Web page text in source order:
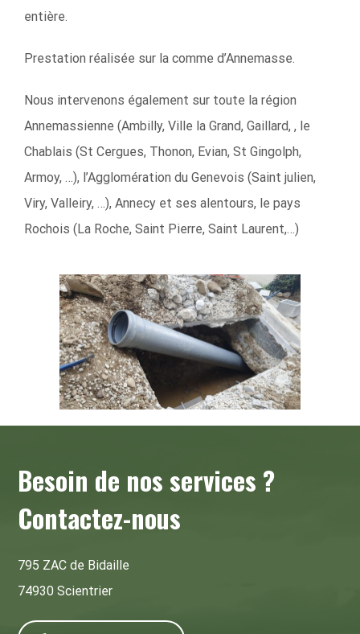
entière.
Prestation réalisée sur la comme d’Annemasse.
Nous intervenons également sur toute la région
Annemassienne (Ambilly, Ville la Grand, Gaillard, , le
Chablais (St Cergues, Thonon, Evian, St Gingolph,
Armoy, …), l’Agglomération du Genevois (Saint julien,
Viry, Valleiry, …), Annecy et ses alentours, le pays
Rochois (La Roche, Saint Pierre, Saint Laurent,…)
Besoin de nos services ?
Contactez-nous
795 ZAC de Bidaille
74930 Scientrier